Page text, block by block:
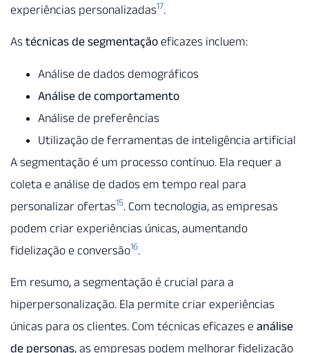
experiências personalizadas17.
As técnicas de segmentação eficazes incluem:
Análise de dados demográficos
Análise de comportamento
Análise de preferências
Utilização de ferramentas de inteligência artificial
A segmentação é um processo contínuo. Ela requer a
coleta e análise de dados em tempo real para
personalizar ofertas15. Com tecnologia, as empresas
podem criar experiências únicas, aumentando
fidelização e conversão16.
Em resumo, a segmentação é crucial para a
hiperpersonalização. Ela permite criar experiências
únicas para os clientes. Com técnicas eficazes e análise
de personas, as empresas podem melhorar fidelização